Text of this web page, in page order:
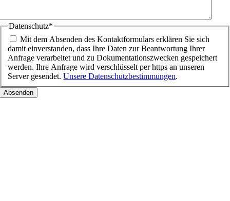
Datenschutz*
Mit dem Absenden des Kontaktformulars erklären Sie sich
damit einverstanden, dass Ihre Daten zur Beantwortung Ihrer
Anfrage verarbeitet und zu Dokumentationszwecken gespeichert
werden. Ihre Anfrage wird verschlüsselt per https an unseren
Server gesendet.Unsere Datenschutzbestimmungen.